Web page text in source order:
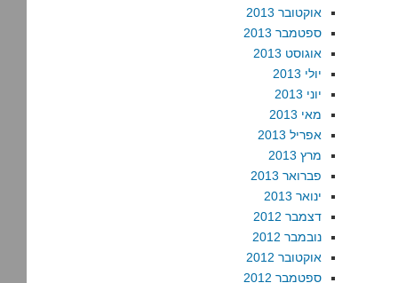
אוקטובר 2013
ספטמבר 2013
אוגוסט 2013
יולי 2013
יוני 2013
מאי 2013
אפריל 2013
מרץ 2013
פברואר 2013
ינואר 2013
דצמבר 2012
נובמבר 2012
אוקטובר 2012
ספטמבר 2012